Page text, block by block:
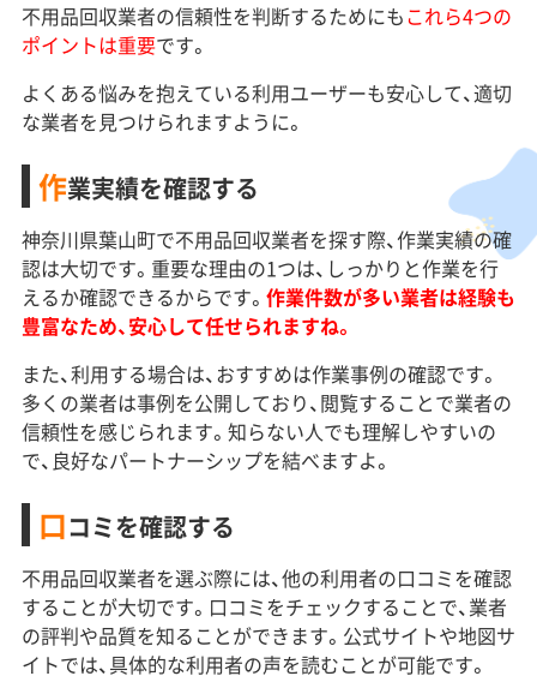
不用品回収業者の信頼性を判断するためにもこれら4つの
ポイントは重要です。
よくある悩みを抱えている利用ユーザーも安心して、適切
な業者を見つけられますように。
作業実績を確認する
神奈川県葉山町で不用品回収業者を探す際、作業実績の確
認は大切です。重要な理由の1つは、しっかりと作業を行
えるか確認できるからです。 作業件数が多い業者は経験も
豊富なため、安心して任せられますね。
また、利用する場合は、おすすめは作業事例の確認です。
多くの業者は事例を公開しており、閲覧することで業者の
信頼性を感じられます。知らない人でも理解しやすいの
で、良好なパートナーシップを結べますよ。
口コミを確認する
不用品回収業者を選ぶ際には、他の利用者の口コミを確認
することが大切です。口コミをチェックすることで、業者
の評判や品質を知ることができます。公式サイトや地図サ
イトでは、具体的な利用者の声を読むことが可能です。